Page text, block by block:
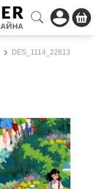
DES_1114_22613